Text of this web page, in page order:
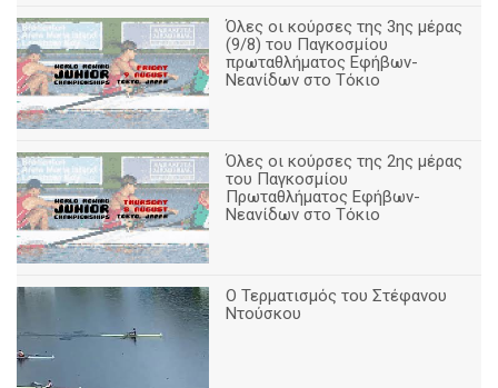
Όλες οι κούρσες της 3ης μέρας
(9/8) του Παγκοσμίου
πρωταθλήματος Εφήβων-
Νεανίδων στο Τόκιο
Όλες οι κούρσες της 2ης μέρας
του Παγκοσμίου
Πρωταθλήματος Εφήβων-
Νεανίδων στο Τόκιο
Ο Τερματισμός του Στέφανου
Ντούσκου